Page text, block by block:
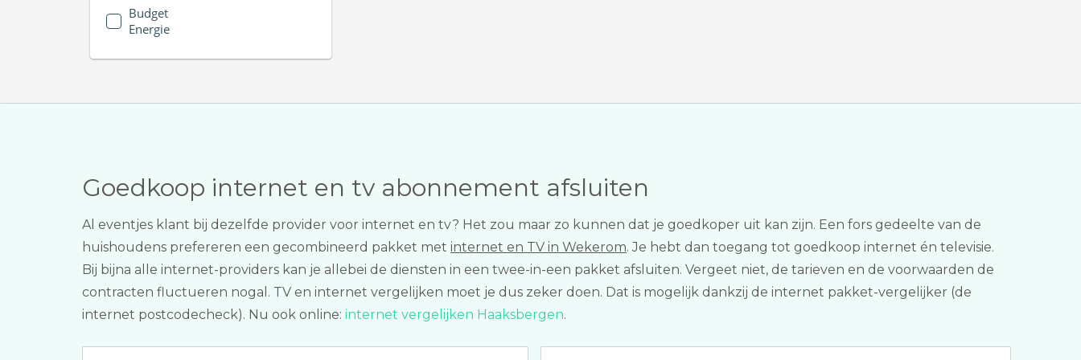
Budget
Energie
Goedkoop internet en tv abonnement afsluiten
Al eventjes klant bij dezelfde provider voor internet en tv? Het zou maar zo kunnen dat je goedkoper uit kan zijn. Een fors gedeelte van de
huishoudens prefereren een gecombineerd pakket met internet en TV in Wekerom. Je hebt dan toegang tot goedkoop internet én televisie.
Bij bijna alle internet-providers kan je allebei de diensten in een twee-in-een pakket afsluiten. Vergeet niet, de tarieven en de voorwaarden de
contracten fluctueren nogal. TV en internet vergelijken moet je dus zeker doen. Dat is mogelijk dankzij de internet pakket-vergelijker (de
internet postcodecheck). Nu ook online: internet vergelijken Haaksbergen.